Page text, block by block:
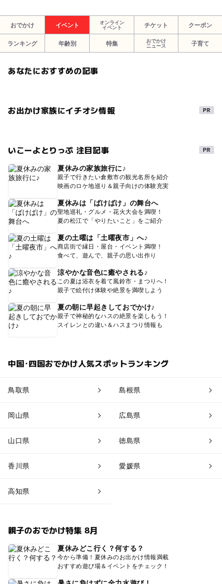
おでかけ イベント
オンライン
イベント
チケット クーポン
ランキング 年齢別 特集
おでかけ
ニュース
子育て
あなたにおすすめの記事
お出かけ家族にイチオシ情報
いこーよとりっぷ 注目記事
夏休みの家族旅行に♪
親子で行きたい倉敷市の観光名所を紹介
映画のロケ地巡り＆親子向けの体験充実
夏休みは「ばけばけ」の舞台へ
聖地巡礼・グルメ・花火大会を満喫！
夏の松江で「やりたいこと」をご紹介
夏の土曜は「土曜夜市」へ♪
商店街で縁日・屋台・イベント満喫！
食べて、遊んで、親子の思い出作り
涼やかな音色に癒やされる♪
この夏は浴衣を着て風鈴市・まつりへ！
親子で絵付け体験や絶景を満喫しよう
夏の朝に早起きしておでかけ♪
親子で神秘的なハスの絶景を楽しもう！
スイレンとの違い＆ハスまつり情報も
中国･四国おでかけ人気スポットランキング
鳥取県 島根県
岡山県 広島県
山口県 徳島県
香川県 愛媛県
高知県
親子のおでかけ特集 8月
夏休みどこ行く？何する？
今から準備！夏休みのお出かけ情報満載
おすすめ遊び場＆イベントをチェック！